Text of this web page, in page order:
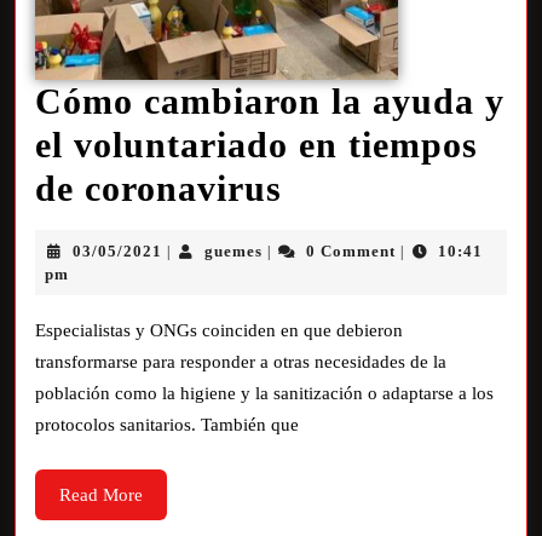
Cómo cambiaron la ayuda y
el voluntariado en tiempos
de coronavirus
03/05/2021 guemes 0 Comment
10:41
pm
Especialistas y ONGs coinciden en que debieron
transformarse para responder a otras necesidades de la
población como la higiene y la sanitización o adaptarse a los
protocolos sanitarios. También que
Read More